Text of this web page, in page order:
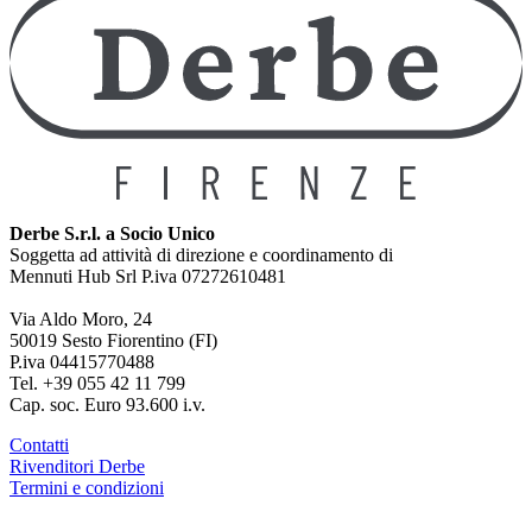
Derbe S.r.l. a Socio Unico
Soggetta ad attività di direzione e coordinamento di
Mennuti Hub Srl P.iva 07272610481
Via Aldo Moro, 24
50019 Sesto Fiorentino (FI)
P.iva 04415770488
Tel. +39 055 42 11 799
Cap. soc. Euro 93.600 i.v.
Contatti
Rivenditori Derbe
Termini e condizioni